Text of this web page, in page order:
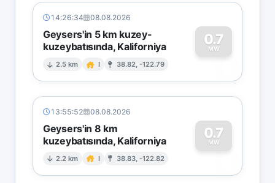
14:26:34 08.08.2026
Geysers'in 5 km kuzey-
kuzeybatısında, Kaliforniya
2.5 km I 38.82, -122.79
0.7
MW
0
13:55:52 08.08.2026
Geysers'in 8 km
kuzeybatısında, Kaliforniya
2.2 km I 38.83, -122.82
0.7
MW
0